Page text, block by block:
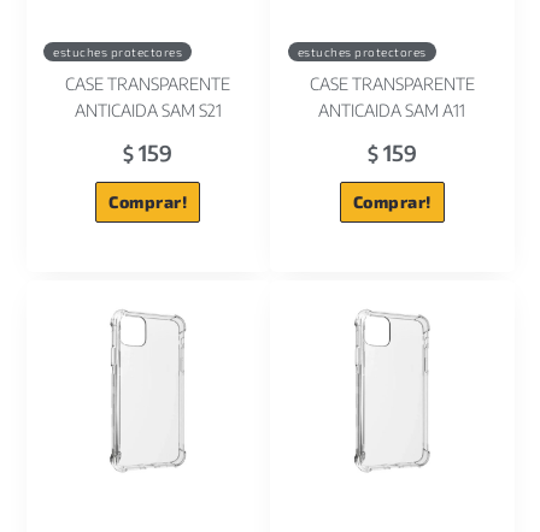
estuches protectores
CASE TRANSPARENTE
ANTICAIDA SAM S21
$ 159
Comprar!
estuches protectores
CASE TRANSPARENTE
ANTICAIDA SAM A11
$159
Comprar!